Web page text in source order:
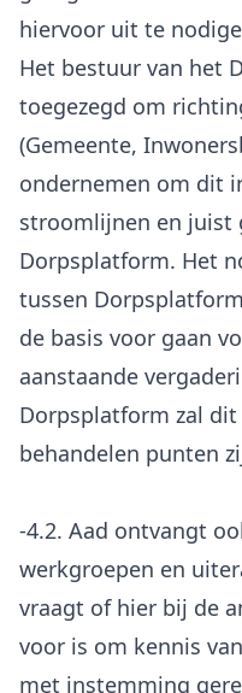
hiervoor uit te
Het bestuur van het
toegezegd om
(Gemeente,
ondernemen om dit
stroomlijnen en juist
Dorpsplatform. Het
tussen
de basis voor gaan
aanstaande
Dorpsplatform zal
behandelen punten
-4.2. Aad ontvangt
werkgroepen en
vraagt of hier bij de
voor is om kennis
met instemming